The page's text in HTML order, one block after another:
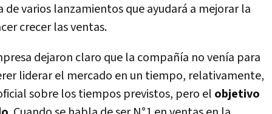
varios lanzamientos que ayudará a mejorar la
crecer las ventas.
dejaron claro que la compañía no venía para
liderar el mercado en un tiempo, relativamente,
sobre los tiempos previstos, pero el objetivo